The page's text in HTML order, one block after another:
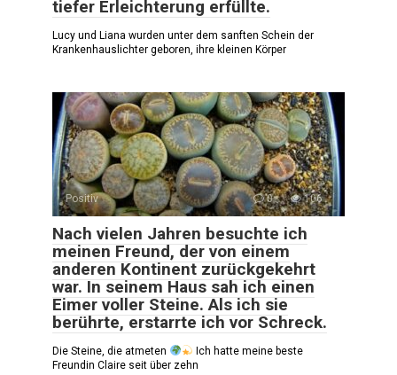
tiefer Erleichterung erfüllte.
Lucy und Liana wurden unter dem sanften Schein der
Krankenhauslichter geboren, ihre kleinen Körper
Positiv 0 106
Nach vielen Jahren besuchte ich
meinen Freund, der von einem
anderen Kontinent zurückgekehrt
war. In seinem Haus sah ich einen
Eimer voller Steine. Als ich sie
berührte, erstarrte ich vor Schreck.
Die Steine, die atmeten
Ich hatte meine beste
Freundin Claire seit über zehn